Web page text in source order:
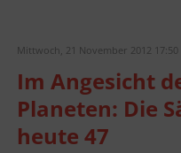
Mittwoch, 21 November 2012 17:50
Im Angesicht
Planeten: Die
heute 47